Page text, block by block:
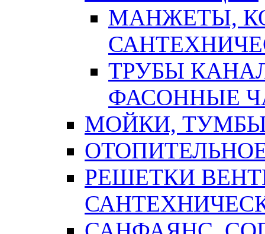
МАНЖЕТЫ,
ТРУБЫ
ФАСОННЫЕ
МОЙКИ,
РЕШЕТКИ